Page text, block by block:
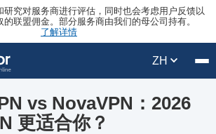
研究对服务商进行评估，同时也会考虑用户反馈以
联盟佣金。部分服务商由我们的母公司持有。
了解详情
ZH
vs NovaVPN：2026
更适合你？